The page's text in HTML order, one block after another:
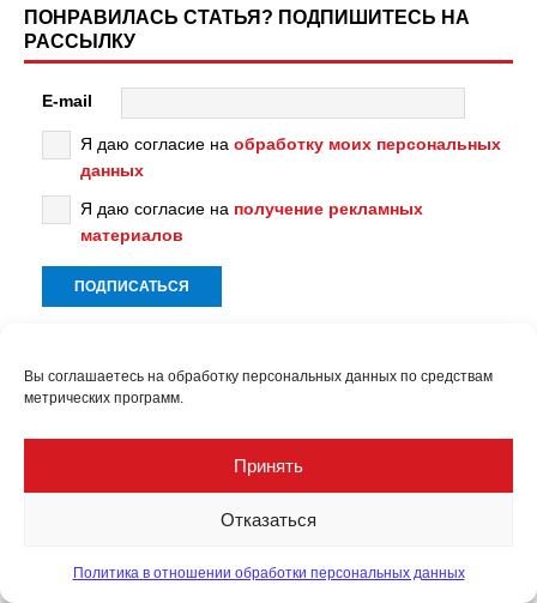
Вы соглашаетесь на обработку персональных данных по средствам
метрических программ.
Принять
Отказаться
Политика в отношении обработки персональных данных
ПОНРАВИЛАСЬ СТАТЬЯ? ПОДПИШИТЕСЬ НА
РАССЫЛКУ
E-mail
Я даю согласие на обработку моих персональных
данных
Я даю согласие на получение рекламных
материалов
ПРЕДЫДУЩАЯ
Юбилейная выставка «Рудник-2025». От
импортозамещения к технологическому лидерству